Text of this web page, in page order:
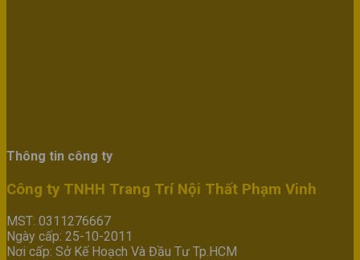
Thông tin công ty
Công ty TNHH Trang Trí Nội Thất Phạm Vinh
MST: 0311276667
Ngày cấp: 25-10-2011
Nơi cấp: Sở Kế Hoạch Và Đầu Tư Tp.HCM